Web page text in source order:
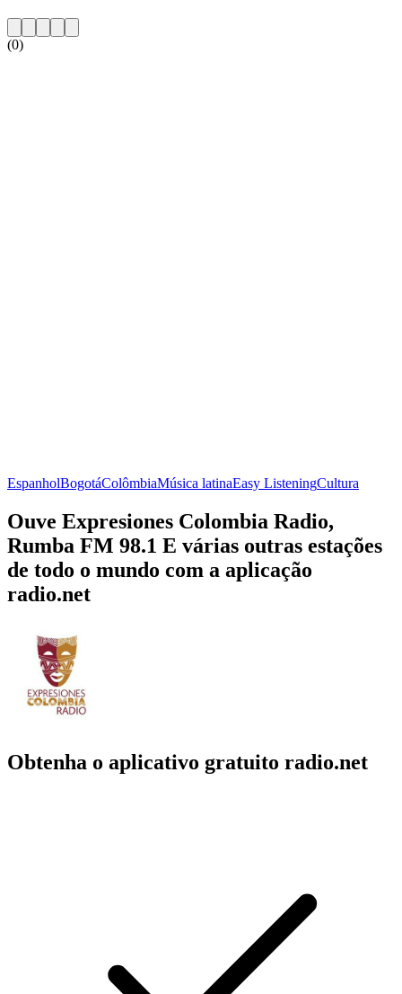
(0)
EspanholBogotáColômbiaMúsica latinaEasy ListeningCultura
Ouve Expresiones Colombia Radio,
Rumba FM 98.1 E várias outras estações
de todo o mundo com a aplicação
radio.net
Obtenha o aplicativo gratuito radio.net